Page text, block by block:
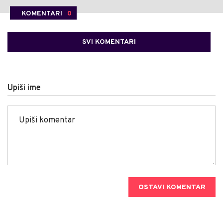
KOMENTARI 0
SVI KOMENTARI
Upiši ime
OSTAVI KOMENTAR